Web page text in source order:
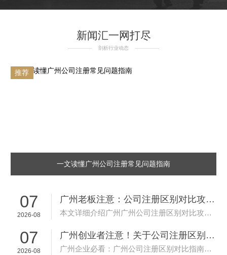
新闻汇一网打尽
剖析行业动态
一文读懂广州公司注册常见问题指南
推荐
07
2026-08
广州老板注意：公司注册区别对比攻略这...
本文详细介绍广州广州公司注册区别对比攻略的办理条件和所需材料，帮助企业了解申请流程和注意事项，顺利办理相关业务。...
07
2026-08
广州创业者注意！关于公司注册区别对比...
广州企业必看：广州公司注册区别对比指南全面解读，从申请条件到办理流程，从材料准备到注意事项，一篇搞定所有疑问。...